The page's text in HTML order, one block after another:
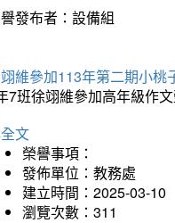
發布者：設備組
維參加113年第二期小桃
7班徐翊維參加高年級作
文
榮譽事項：
發佈單位：教務處
建立時間：2025-03-10
瀏覽次數：311